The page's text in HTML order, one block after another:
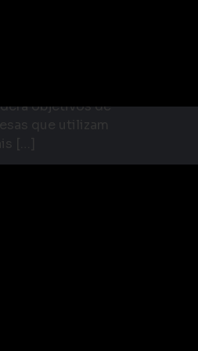
objetivos de
que utilizam
[…]